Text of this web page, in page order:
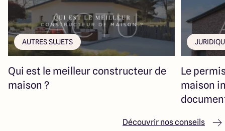
AUTRES SUJETS
Qui est le meilleur constructeur de
maison ?
Le
maison
Découvrir nos conseils